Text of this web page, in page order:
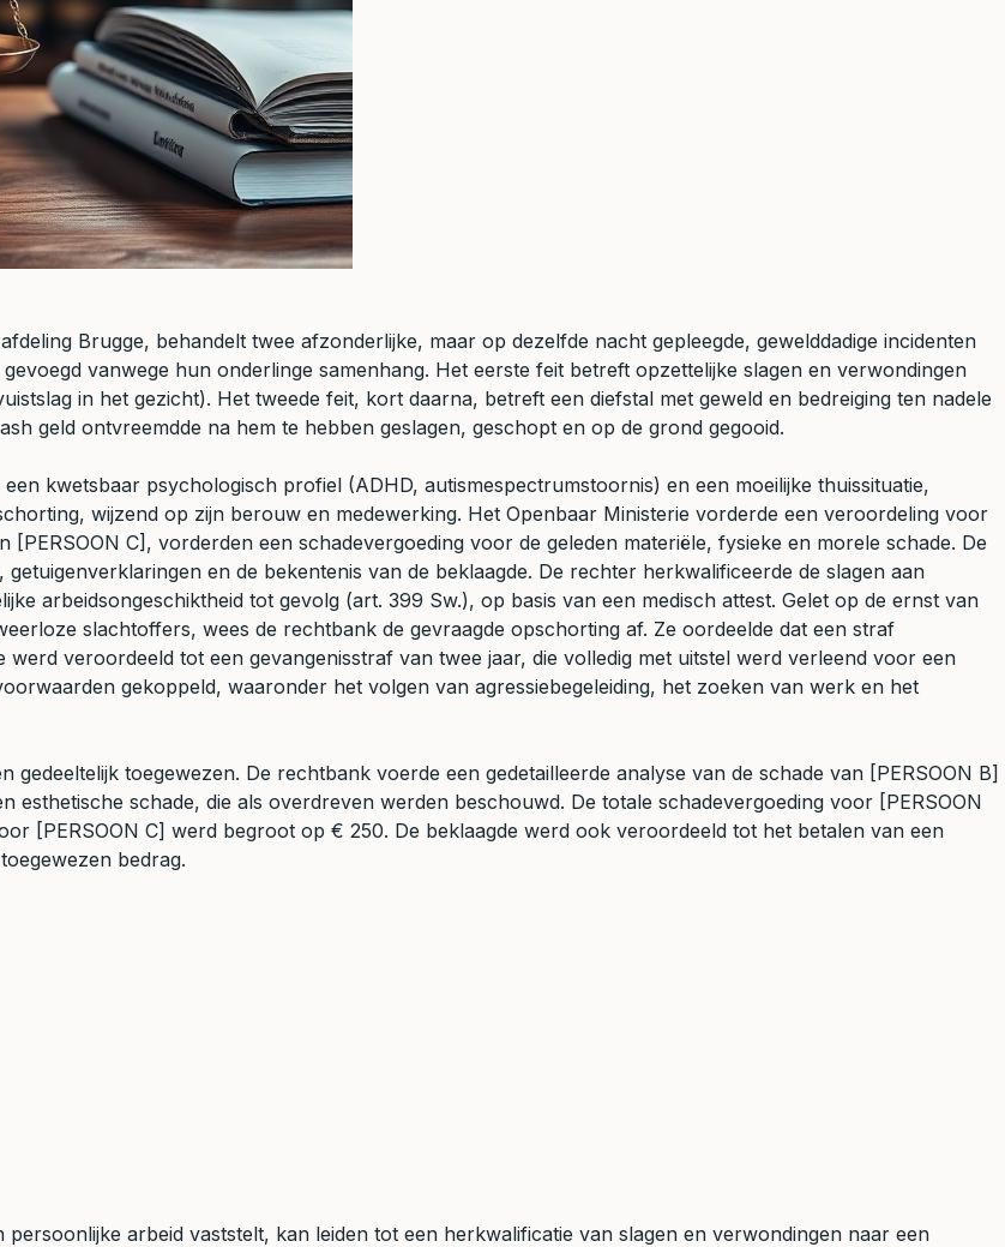
Brugge, behandelt twee afzonderlijke, maar op dezelfde nacht gepleegde, gewelddadige incidenten
vanwege hun onderlinge samenhang. Het eerste feit betreft opzettelijke slagen en verwondingen
in het gezicht). Het tweede feit, kort daarna, betreft een diefstal met geweld en bedreiging ten nadele
geld ontvreemdde na hem te hebben geslagen, geschopt en op de grond gegooid.
kwetsbaar psychologisch profiel (ADHD, autismespectrumstoornis) en een moeilijke thuissituatie,
wijzend op zijn berouw en medewerking. Het Openbaar Ministerie vorderde een veroordeling voor
C], vorderden een schadevergoeding voor de geleden materiële, fysieke en morele schade. De
en de bekentenis van de beklaagde. De rechter herkwalificeerde de slagen aan
arbeidsongeschiktheid tot gevolg (art. 399 Sw.), op basis van een medisch attest. Gelet op de ernst van
slachtoffers, wees de rechtbank de gevraagde opschorting af. Ze oordeelde dat een straf
veroordeeld tot een gevangenisstraf van twee jaar, die volledig met uitstel werd verleend voor een
gekoppeld, waaronder het volgen van agressiebegeleiding, het zoeken van werk en het
toegewezen. De rechtbank voerde een gedetailleerde analyse van de schade van [PERSOON B]
esthetische schade, die als overdreven werden beschouwd. De totale schadevergoeding voor [PERSOON
[PERSOON C] werd begroot op € 250. De beklaagde werd ook veroordeeld tot het betalen van een
bedrag.
arbeid vaststelt, kan leiden tot een herkwalificatie van slagen en verwondingen naar een